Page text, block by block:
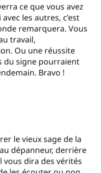
ce que vous avez
les autres, c’est
remarquera. Vous
travail,
Ou une réussite
du signe pourraient
Bravo !
le vieux sage de la
dépanneur, derrière
vous dira des vérités